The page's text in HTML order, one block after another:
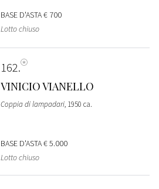
BASE D'ASTA€ 700
Lotto chiuso
162
VINICIO VIANELLO
Coppia di lampadari, 1950 ca.
BASE D'ASTA€ 5.000
Lotto chiuso